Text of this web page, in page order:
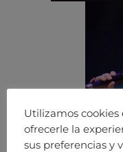
Utilizamos
ofrecerle la
sus preferencias y